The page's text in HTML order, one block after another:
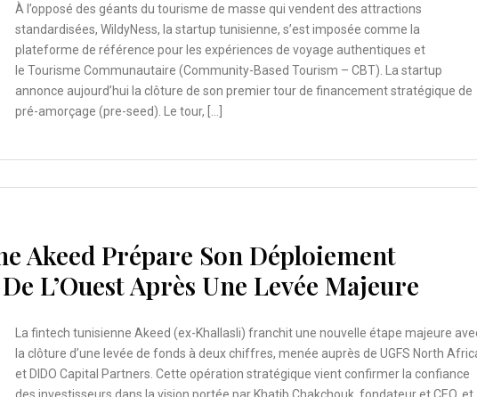
À l’opposé des géants du tourisme de masse qui vendent des attractions
standardisées, WildyNess, la startup tunisienne, s’est imposée comme la
plateforme de référence pour les expériences de voyage authentiques et
le Tourisme Communautaire (Community-Based Tourism – CBT). La startup
annonce aujourd’hui la clôture de son premier tour de financement stratégique de
pré-amorçage (pre-seed). Le tour, […]
Akeed Prépare Son Déploiement
L’Ouest Après Une Levée Majeure
La fintech tunisienne Akeed (ex-Khallasli) franchit une nouvelle étape majeure
la clôture d’une levée de fonds à deux chiffres, menée auprès de UGFS North
et DIDO Capital Partners. Cette opération stratégique vient confirmer la confiance
des investisseurs dans la vision portée par Khatib Chakchouk, fondateur et CEO, et